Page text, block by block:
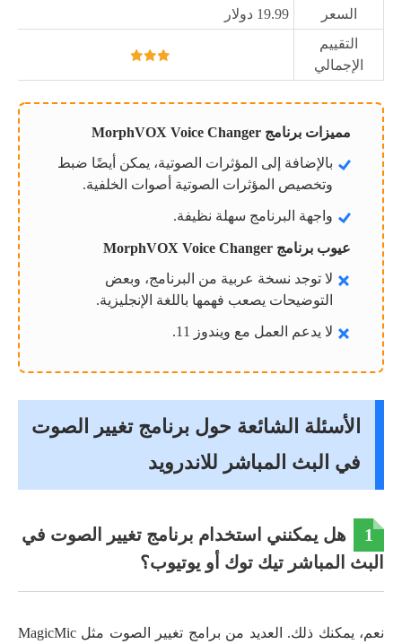
السعر
19.99 دولار
التقييم
الإجمالي
مميزات برنامج MorphVOX Voice Changer
بالإضافة إلى المؤثرات الصوتية، يمكن أيضًا ضبط
وتخصيص المؤثرات الصوتية أصوات الخلفية.
واجهة البرنامج سهلة نظيفة.
عيوب برنامج MorphVOX Voice Changer
لا توجد نسخة عربية من البرنامج، وبعض
التوضيحات يصعب فهمها باللغة الإنجليزية.
لا يدعم العمل مع ويندوز 11.
الأسئلة الشائعة حول برنامج تغيير الصوت
في البث المباشر للاندرويد
1
هل يمكنني استخدام برنامج تغيير الصوت في
البث المباشر تيك توك أو يوتيوب؟
نعم، يمكنك ذلك. العديد من برامج تغيير الصوت مثل MagicMic